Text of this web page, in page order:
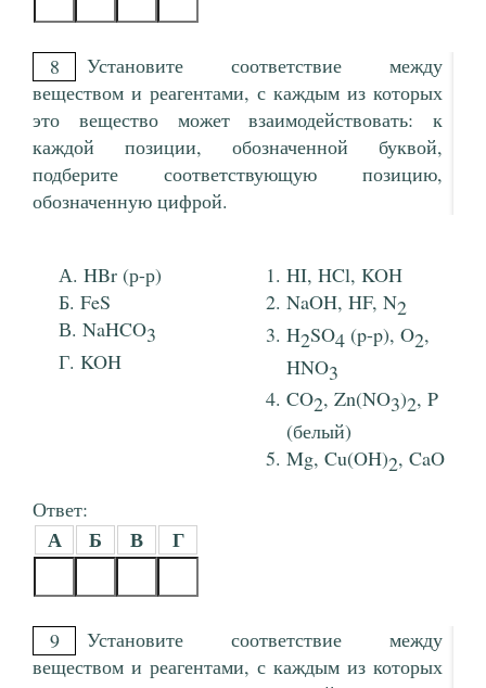
8
Установите соответствие между
веществом и реагентами, с каждым из которых
это вещество может взаимодействовать: к
каждой позиции, обозначенной буквой,
подберите соответствующую позицию,
обозначенную цифрой.
HBr (р-р)
FeS
NaHCO3
KOH
HI, HCl, KOH
NaOH, HF, N2
H2SO4 (p-p), O2,
HNO3
CO2, Zn(NO3)2, P
(белый)
Mg, Cu(OH)2, CaO
Ответ:
А Б В Г
9
Установите соответствие между
веществом и реагентами, с каждым из которых